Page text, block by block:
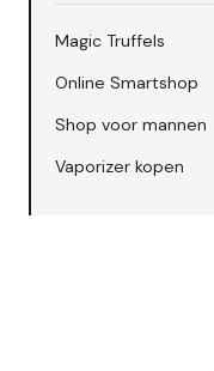
Magic Truffels
Online Smartshop
Shop voor mannen
Vaporizer kopen